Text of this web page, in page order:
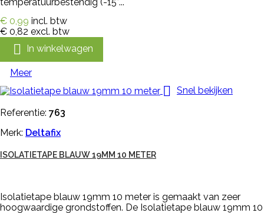
€ 0,99 incl. btw
€ 0,82 excl. btw
 In winkelwagen
Meer

Snel bekijken
Referentie: 763
Merk: Deltafix
ISOLATIETAPE BLAUW 19MM 10 METER
Isolatietape blauw 19mm 10 meter is gemaakt van zeer
hoogwaardige grondstoffen. De Isolatietape blauw 19mm 10